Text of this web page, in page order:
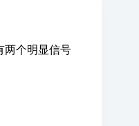
两个明显信号